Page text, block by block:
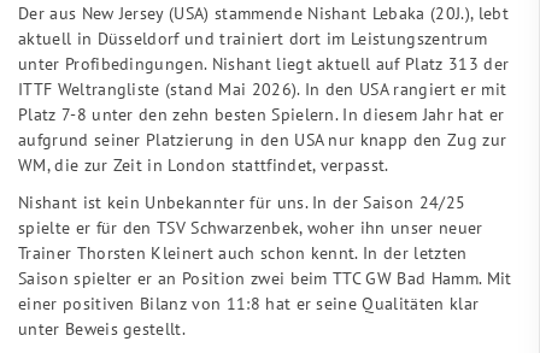
Der aus New Jersey (USA) stammende Nishant Lebaka (20J.), lebt
aktuell in Düsseldorf und trainiert dort im Leistungszentrum
unter Profibedingungen. Nishant liegt aktuell auf Platz 313 der
ITTF Weltrangliste (stand Mai 2026). In den USA rangiert er mit
Platz 7-8 unter den zehn besten Spielern. In diesem Jahr hat er
aufgrund seiner Platzierung in den USA nur knapp den Zug zur
WM, die zur Zeit in London stattfindet, verpasst.
Nishant ist kein Unbekannter für uns. In der Saison 24/25
spielte er für den TSV Schwarzenbek, woher ihn unser neuer
Trainer Thorsten Kleinert auch schon kennt. In der letzten
Saison spielter er an Position zwei beim TTC GW Bad Hamm. Mit
einer positiven Bilanz von 11:8 hat er seine Qualitäten klar
unter Beweis gestellt.